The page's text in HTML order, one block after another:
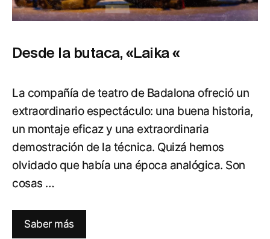
Desde la butaca, «Laika «
La compañía de teatro de Badalona ofreció un
extraordinario espectáculo: una buena historia,
un montaje eficaz y una extraordinaria
demostración de la técnica. Quizá hemos
olvidado que había una época analógica. Son
cosas …
Saber más